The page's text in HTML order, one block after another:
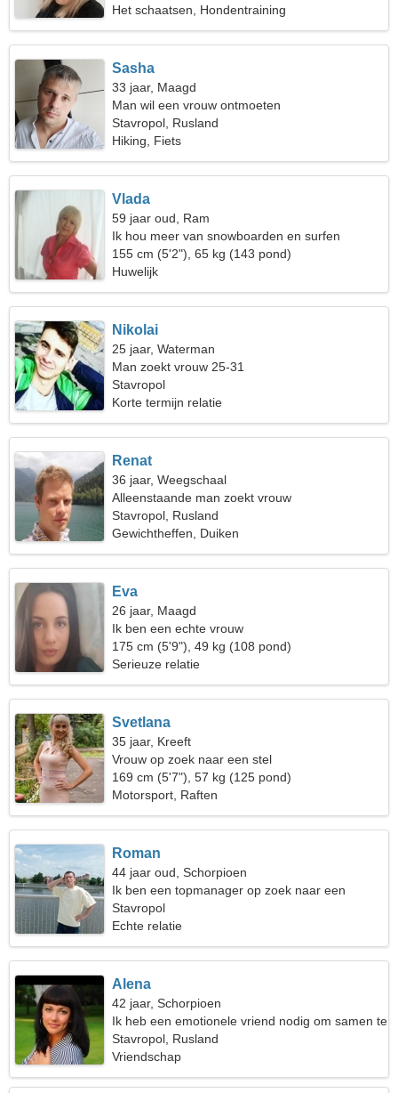
Het schaatsen, Hondentraining
Sasha
33 jaar, Maagd
Man wil een vrouw ontmoeten
Stavropol, Rusland
Hiking, Fiets
Vlada
59 jaar oud, Ram
Ik hou meer van snowboarden en surfen
155 cm (5'2"), 65 kg (143 pond)
Huwelijk
Nikolai
25 jaar, Waterman
Man zoekt vrouw 25-31
Stavropol
Korte termijn relatie
Renat
36 jaar, Weegschaal
Alleenstaande man zoekt vrouw
Stavropol, Rusland
Gewichtheffen, Duiken
Eva
26 jaar, Maagd
Ik ben een echte vrouw
175 cm (5'9"), 49 kg (108 pond)
Serieuze relatie
Svetlana
35 jaar, Kreeft
Vrouw op zoek naar een stel
169 cm (5'7"), 57 kg (125 pond)
Motorsport, Raften
Roman
44 jaar oud, Schorpioen
Ik ben een topmanager op zoek naar een
ongewone vrouw
Stavropol
Echte relatie
Alena
42 jaar, Schorpioen
Ik heb een emotionele vriend nodig om samen te
koken
Stavropol, Rusland
Vriendschap